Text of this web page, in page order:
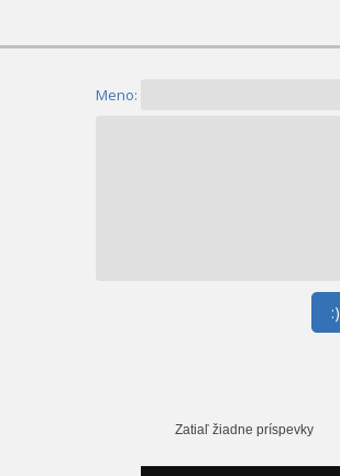
Meno:
:)
Zatiaľ žiadne príspevky